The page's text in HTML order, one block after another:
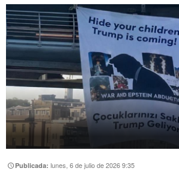
Instagram como:
Publicada:lunes, 6 de julio de 2026 9:35